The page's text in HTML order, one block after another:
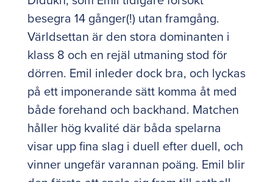
besegra 14 gånger(!) utan framgång.
Världsettan är den stora dominanten i
klass 8 och en rejäl utmaning stod för
dörren. Emil inleder dock bra, och lyckas
på ett imponerande sätt komma åt med
både forehand och backhand. Matchen
håller hög kvalité där båda spelarna
visar upp fina slag i duell efter duell, och
vinner ungefär varannan poäng. Emil blir